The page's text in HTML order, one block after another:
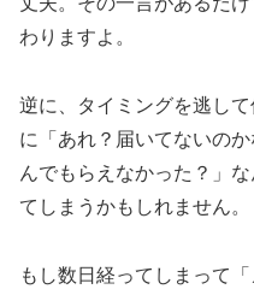
わりますよ。
逆に、タイミングを逃し
に「あれ？届いてないの
んでもらえなかった？」
てしまうかもしれません。
もし数日経ってしまって